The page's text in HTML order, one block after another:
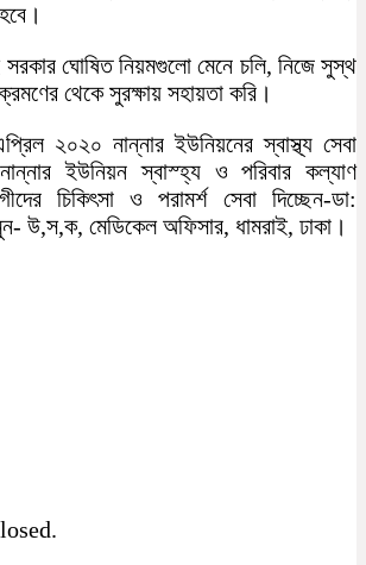
ঘোষিত নিয়মগুলো মেনে চলি, নিজে সুস্থ
থেকে সুরক্ষায় সহায়তা করি।
২০২০ নান্নার ইউনিয়নের স্বাস্থ্য সেবা
ইউনিয়ন স্বাস্হ্য ও পরিবার কল্যাণ
চিকিৎসা ও পরামর্শ সেবা দিচ্ছেন-ডা:
উ,স,ক, মেডিকেল অফিসার, ধামরাই, ঢাকা।